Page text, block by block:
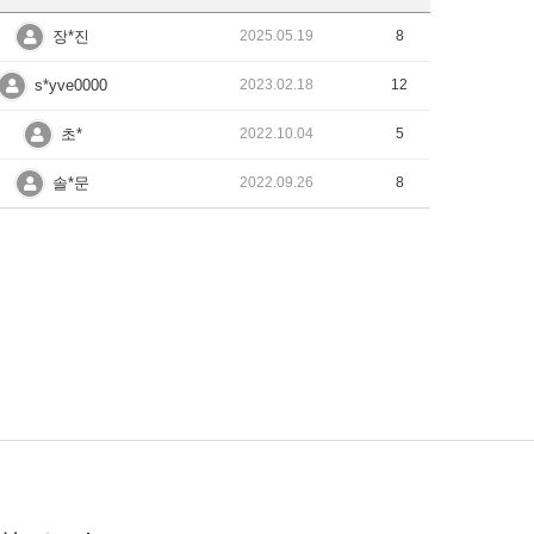
장*진 2025.05.19 8
s*yve0000 2023.02.18 12
초* 2022.10.04 5
솔*문 2022.09.26 8